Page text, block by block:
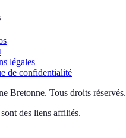
légales
de confidentialité
Bretonne. Tous droits réservés.
des liens affiliés.